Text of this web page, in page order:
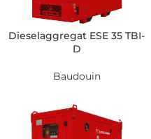
Dieselaggregat ESE 35 TBI-
D
Baudouin